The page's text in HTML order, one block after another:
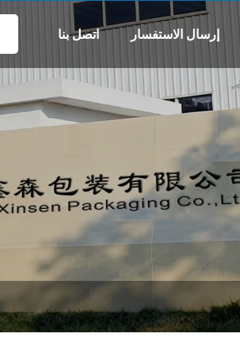
إرسال الاستفسار اتصل بنا